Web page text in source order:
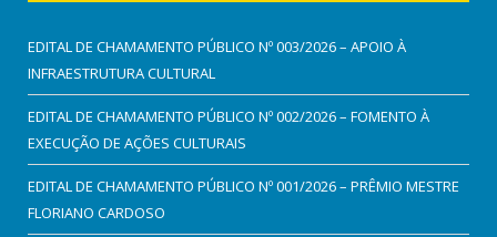
EDITAL DE CHAMAMENTO PÚBLICO Nº 003/2026 – APOIO À
INFRAESTRUTURA CULTURAL
EDITAL DE CHAMAMENTO PÚBLICO Nº 002/2026 – FOMENTO À
EXECUÇÃO DE AÇÕES CULTURAIS
EDITAL DE CHAMAMENTO PÚBLICO Nº 001/2026 – PRÊMIO MESTRE
FLORIANO CARDOSO